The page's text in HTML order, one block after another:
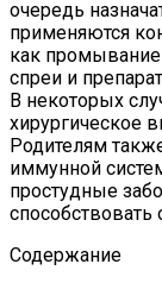
очередь
применяются
как
спреи и
В некоторых
хирургическое
Родителям
иммунной
простудные
Содержание